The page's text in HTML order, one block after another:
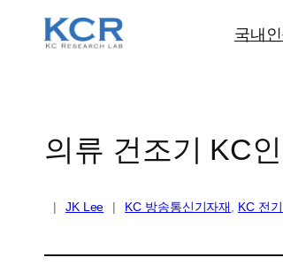
국내
의류 건조기 KC
| JK Lee | KC 방송통신기자재, KC 전